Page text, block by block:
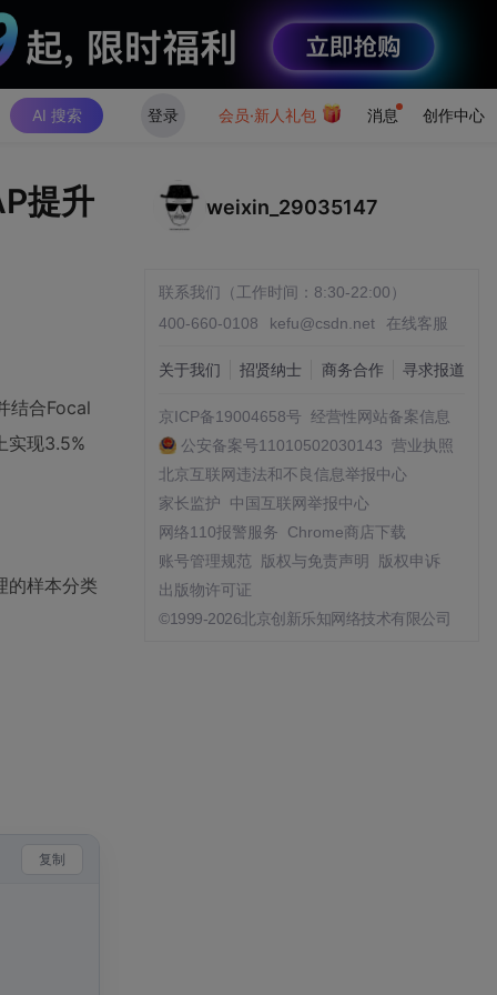
AI 搜索 登录 会员·新人礼包 消息 创作中心
提升
结合Focal
实现3.5%
的样本分类
复制
weixin_29035147
联系我们（工作时间：8:30-22:00）
400-660-0108
kefu@csdn.net 在线客服
关于我们 招贤纳士 商务合作 寻求报道
京ICP备19004658号 经营性网站备案信息
公安备案号11010502030143 营业执照
北京互联网违法和不良信息举报中心
家长监护
中国互联网举报中心
网络110报警服务
Chrome商店下载
账号管理规范
版权与免责声明
版权申诉
出版物许可证
©1999-2026北京创新乐知网络技术有限公司